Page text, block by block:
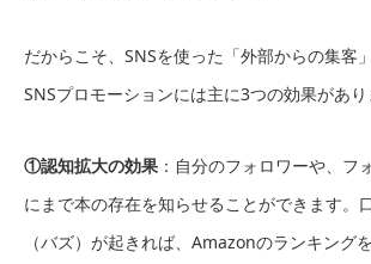
だからこそ、SNSを使った「外部からの集客
SNSプロモーションには主に3つの効果があり
①認知拡大の効果 ：自分のフォロワーや、フ
にまで本の存在を知らせることができます。
（バズ）が起きれば、Amazonのランキング